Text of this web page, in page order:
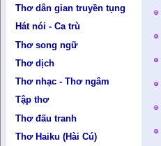
Thơ dân gian truyền tụng
Hát nói - Ca trù
Thơ song ngữ
Thơ dịch
Thơ nhạc - Thơ ngâm
Tập thơ
Thơ đấu tranh
Thơ Haiku (Hài Cú)